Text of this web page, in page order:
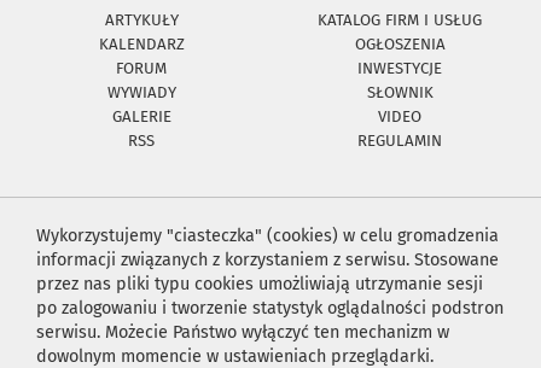
ARTYKUŁY
KATALOG FIRM I USŁUG
KALENDARZ
OGŁOSZENIA
FORUM
INWESTYCJE
WYWIADY
SŁOWNIK
GALERIE
VIDEO
RSS
REGULAMIN
Wykorzystujemy "ciasteczka" (cookies) w celu gromadzenia
informacji związanych z korzystaniem z serwisu. Stosowane
przez nas pliki typu cookies umożliwiają utrzymanie sesji
po zalogowaniu i tworzenie statystyk oglądalności podstron
serwisu. Możecie Państwo wyłączyć ten mechanizm w
dowolnym momencie w ustawieniach przeglądarki.